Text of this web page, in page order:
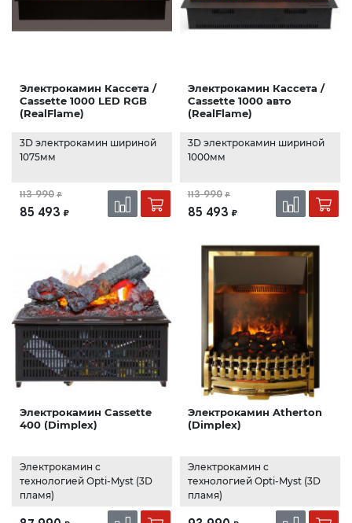
Электрокамин Кассета /
Cassette 1000 LED RGB
(RealFlame)
3D электрокамин шириной
1075мм
113 990 ₽
85 493 ₽
Электрокамин Кассета /
Cassette 1000 авто
(RealFlame)
3D электрокамин шириной
1000мм
113 990 ₽
85 493 ₽
Электрокамин Cassette
400 (Dimplex)
Электрокамин с
технологией Opti-Myst (3D
пламя)
Электрокамин Atherton
(Dimplex)
Электрокамин с
технологией Opti-Myst (3D
пламя)